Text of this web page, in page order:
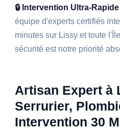
🔒 Intervention Ultra-
équipe d'experts certifiés
minutes sur Lissy et toute
sécurité est notre priorité
Artisan Expert à
Serrurier,
Intervention 30